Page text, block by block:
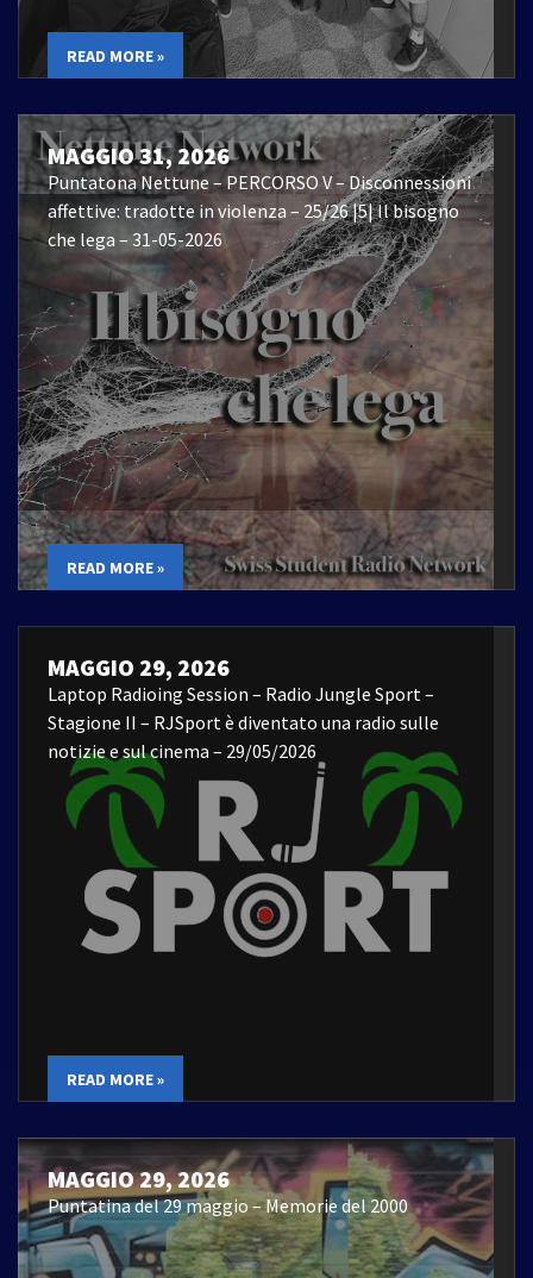
READ MORE »
MAGGIO 31, 2026
Puntatona Nettune – PERCORSO V – Disconnessioni
affettive: tradotte in violenza – 25/26 |5| Il bisogno
che lega – 31-05-2026
READ MORE »
MAGGIO 29, 2026
Laptop Radioing Session – Radio Jungle Sport –
Stagione II – RJSport è diventato una radio sulle
notizie e sul cinema – 29/05/2026
READ MORE »
MAGGIO 29, 2026
Puntatina del 29 maggio – Memorie del 2000